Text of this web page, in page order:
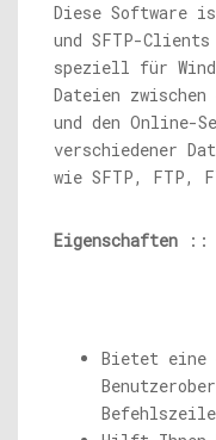
Diese Software
und SFTP-
speziell für
Dateien zwischen
und den Online-
verschiedener
wie SFTP, FTP,
Eigenschaften ::
Bietet eine